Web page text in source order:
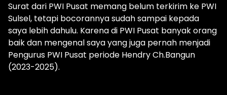
Surat dari PWI Pusat memang belum terkirim ke PWI
Sulsel, tetapi bocorannya sudah sampai kepada
saya lebih dahulu. Karena di PWI Pusat banyak orang
baik dan mengenal saya yang juga pernah menjadi
Pengurus PWI Pusat periode Hendry Ch.Bangun
(2023-2025).